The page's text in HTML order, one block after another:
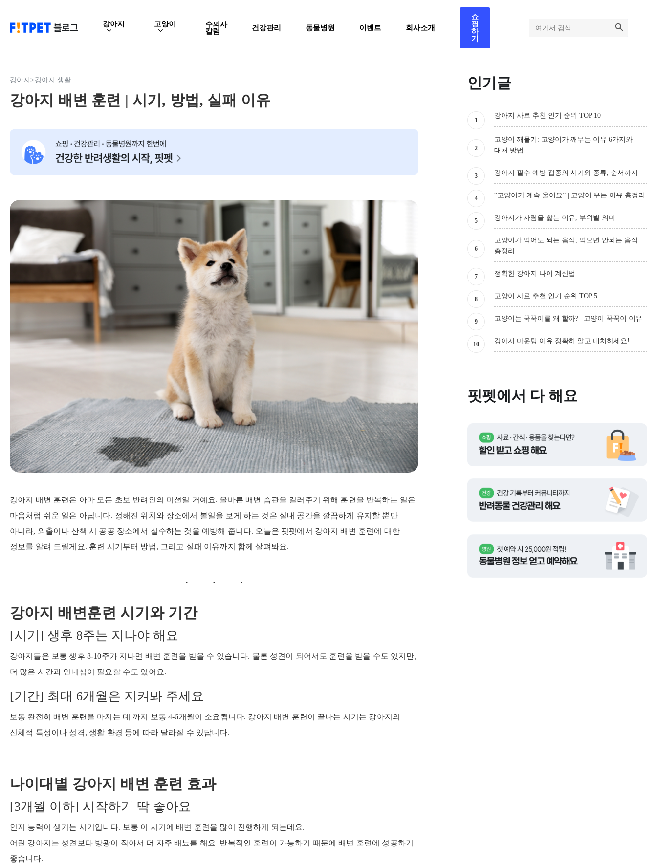
강아지 고양이
수의사
칼럼
건강관리 동물병원 이벤트 회사소개
쇼
핑
하
기
강아지> 강아지 생활
강아지 배변 훈련 | 시기, 방법, 실패 이유
강아지 배변 훈련은 아마 모든 초보 반려인의 미션일 거예요. 올바른 배변 습관을 길러주기 위해 훈련을 반복하는 일은
마음처럼 쉬운 일은 아닙니다. 정해진 위치와 장소에서 볼일을 보게 하는 것은 실내 공간을 깔끔하게 유지할 뿐만
아니라, 외출이나 산책 시 공공 장소에서 실수하는 것을 예방해 줍니다. 오늘은 핏펫에서 강아지 배변 훈련에 대한
정보를 알려 드릴게요. 훈련 시기부터 방법, 그리고 실패 이유까지 함께 살펴봐요.
강아지 배변훈련 시기와 기간
[시기] 생후 8주는 지나야 해요
강아지들은 보통 생후 8-10주가 지나면 배변 훈련을 받을 수 있습니다. 물론 성견이 되어서도 훈련을 받을 수도 있지만,
더 많은 시간과 인내심이 필요할 수도 있어요.
[기간] 최대 6개월은 지켜봐 주세요
보통 완전히 배변 훈련을 마치는 데 까지 보통 4-6개월이 소요됩니다. 강아지 배변 훈련이 끝나는 시기는 강아지의
신체적 특성이나 성격, 생활 환경 등에 따라 달라질 수 있답니다.
나이대별 강아지 배변 훈련 효과
[3개월 이하] 시작하기 딱 좋아요
인지 능력이 생기는 시기입니다. 보통 이 시기에 배변 훈련을 많이 진행하게 되는데요.
어린 강아지는 성견보다 방광이 작아서 더 자주 배뇨를 해요. 반복적인 훈련이 가능하기 때문에 배변 훈련에 성공하기
좋습니다.
인기글
강아지 사료 추천 인기 순위 TOP 10
고양이 깨물기: 고양이가 깨무는 이유 6가지와
대처 방법
강아지 필수 예방 접종의 시기와 종류, 순서까지
“고양이가 계속 울어요” | 고양이 우는 이유 총정리
강아지가 사람을 핥는 이유, 부위별 의미
고양이가 먹어도 되는 음식, 먹으면 안되는 음식
총정리
정확한 강아지 나이 계산법
고양이 사료 추천 인기 순위 TOP 5
고양이는 꾹꾹이를 왜 할까? | 고양이 꾹꾹이 이유
강아지 마운팅 이유 정확히 알고 대처하세요!
핏펫에서 다 해요